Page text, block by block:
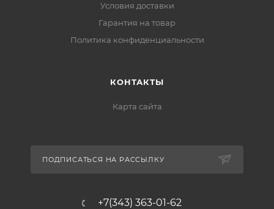
Условия доставки
Гарантия на товар
Политика конфиденциальности
КОНТАКТЫ
Карта сайта
ПОДПИСАТЬСЯ НА РАССЫЛКУ
+7(343) 363-01-62